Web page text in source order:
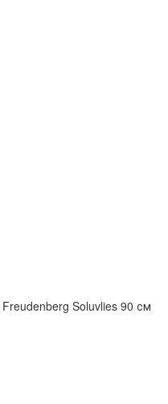
Soluvlies 90 см